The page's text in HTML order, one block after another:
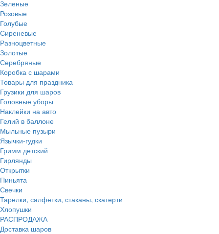
Зеленые
Розовые
Голубые
Сиреневые
Разноцветные
Золотые
Серебряные
Коробка с шарами
Товары для праздника
Грузики для шаров
Головные уборы
Наклейки на авто
Гелий в баллоне
Мыльные пузыри
Язычки-гудки
Гримм детский
Гирлянды
Открытки
Пиньята
Свечки
Тарелки, салфетки, стаканы, скатерти
Хлопушки
РАСПРОДАЖА
Доставка шаров